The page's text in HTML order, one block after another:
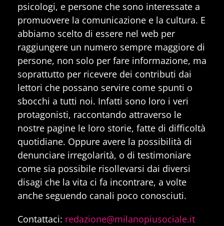
psicologi, e persone che sono interessate a
promuovere la comunicazione e la cultura. E
abbiamo scelto di essere nel web per
raggiungere un numero sempre maggiore di
persone, non solo per fare informazione, ma
soprattutto per ricevere dei contributi dai
lettori che possano servire come spunti o
sbocchi a tutti noi. Infatti sono loro i veri
protagonisti, raccontando attraverso le
nostre pagine le loro storie, fatte di difficoltà
quotidiane. Oppure avere la possibilità di
denunciare irregolarità, o di testimoniare
come sia possibile risollevarsi dai diversi
disagi che la vita ci fa incontrare, a volte
anche seguendo canali poco conosciuti.
Contattaci: redazione@milanopiusociale.it